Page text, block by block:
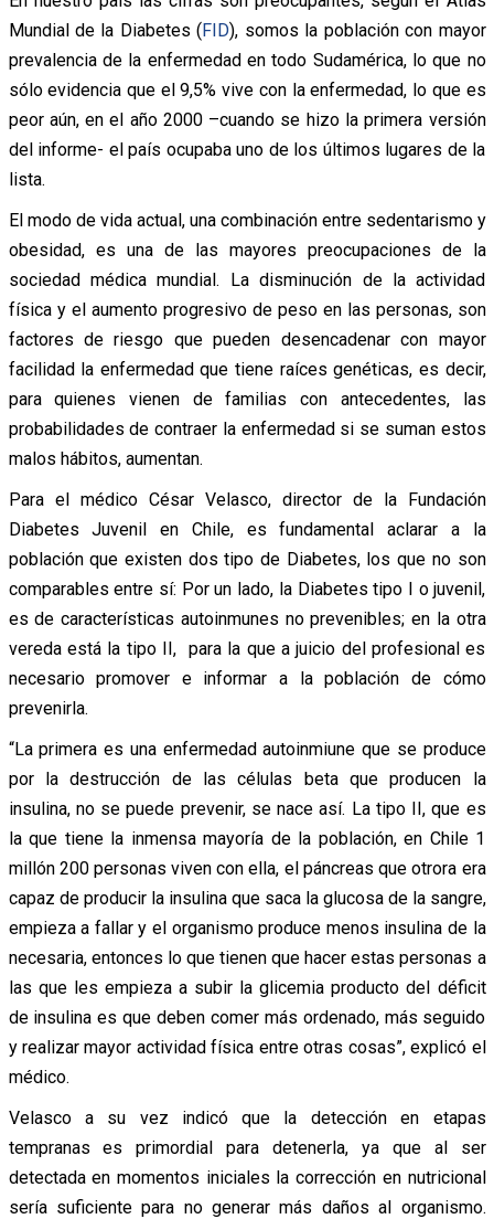
Mundial de la Diabetes (FID), somos la población con mayor
prevalencia de la enfermedad en todo Sudamérica, lo que no
sólo evidencia que el 9,5% vive con la enfermedad, lo que es
peor aún, en el año 2000 –cuando se hizo la primera versión
del informe- el país ocupaba uno de los últimos lugares de la
lista.
El modo de vida actual, una combinación entre sedentarismo y
obesidad, es una de las mayores preocupaciones de la
sociedad médica mundial. La disminución de la actividad
física y el aumento progresivo de peso en las personas, son
factores de riesgo que pueden desencadenar con mayor
facilidad la enfermedad que tiene raíces genéticas, es decir,
para quienes vienen de familias con antecedentes, las
probabilidades de contraer la enfermedad si se suman estos
malos hábitos, aumentan.
Para el médico César Velasco, director de la Fundación
Diabetes Juvenil en Chile, es fundamental aclarar a la
población que existen dos tipo de Diabetes, los que no son
comparables entre sí: Por un lado, la Diabetes tipo I o juvenil,
es de características autoinmunes no prevenibles; en la otra
vereda está la tipo II, para la que a juicio del profesional es
necesario promover e informar a la población de cómo
prevenirla.
“La primera es una enfermedad autoinmiune que se produce
por la destrucción de las células beta que producen la
insulina, no se puede prevenir, se nace así. La tipo II, que es
la que tiene la inmensa mayoría de la población, en Chile 1
millón 200 personas viven con ella, el páncreas que otrora era
capaz de producir la insulina que saca la glucosa de la sangre,
empieza a fallar y el organismo produce menos insulina de la
necesaria, entonces lo que tienen que hacer estas personas a
las que les empieza a subir la glicemia producto del déficit
de insulina es que deben comer más ordenado, más seguido
y realizar mayor actividad física entre otras cosas”, explicó el
médico.
Velasco a su vez indicó que la detección en etapas
tempranas es primordial para detenerla, ya que al ser
detectada en momentos iniciales la corrección en nutricional
sería suficiente para no generar más daños al organismo.